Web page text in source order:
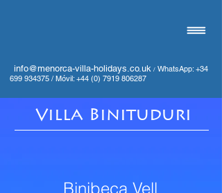
info@menorca-villa-holidays.co.uk / WhatsApp: +34
699 934375 / Móvil: +44 (0) 7919 806287
Villa Binituduri
Binibeca Vell